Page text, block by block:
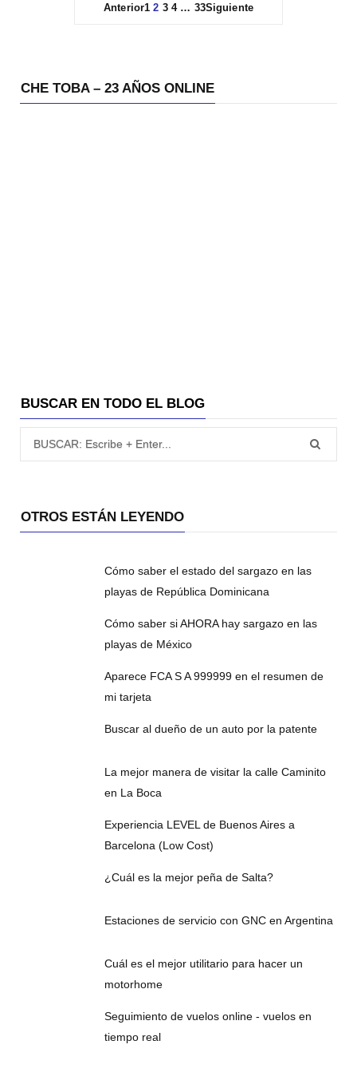
Anterior1 2 3 4 … 33Siguiente
CHE TOBA – 23 AÑOS ONLINE
BUSCAR EN TODO EL BLOG
OTROS ESTÁN LEYENDO
Cómo saber el estado del sargazo en las
playas de República Dominicana
Cómo saber si AHORA hay sargazo en las
playas de México
Aparece FCA S A 999999 en el resumen de
mi tarjeta
Buscar al dueño de un auto por la patente
La mejor manera de visitar la calle Caminito
en La Boca
Experiencia LEVEL de Buenos Aires a
Barcelona (Low Cost)
¿Cuál es la mejor peña de Salta?
Estaciones de servicio con GNC en Argentina
Cuál es el mejor utilitario para hacer un
motorhome
Seguimiento de vuelos online - vuelos en
tiempo real